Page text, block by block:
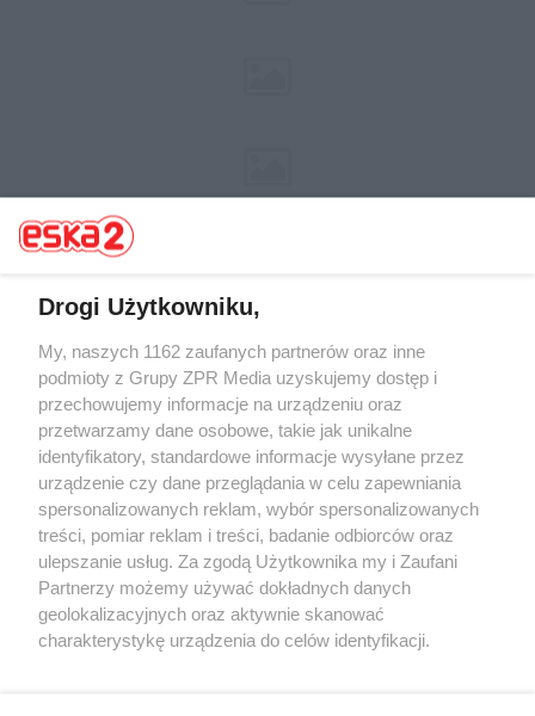
Żaden utwór zamieszczony w serwisie nie może być powielany i
rozpowszechniany lub dalej rozpowszechniany w jakikolwiek sposób (w
tym także elektroniczny lub mechaniczny) na jakimkolwiek polu
eksploatacji w jakiejkolwiek formie, włącznie z umieszczaniem w
Internecie bez pisemnej zgody właściciela praw. Jakiekolwiek użycie lub
wykorzystanie utworów w całości lub w części z naruszeniem prawa,
tzn. bez właściwej zgody, jest zabronione pod groźbą kary i może być
ścigane prawnie.
Drogi Użytkowniku,
My, naszych 1162 zaufanych partnerów oraz inne
podmioty z Grupy ZPR Media uzyskujemy dostęp i
przechowujemy informacje na urządzeniu oraz
przetwarzamy dane osobowe, takie jak unikalne
identyfikatory, standardowe informacje wysyłane przez
urządzenie czy dane przeglądania w celu zapewniania
spersonalizowanych reklam, wybór spersonalizowanych
treści, pomiar reklam i treści, badanie odbiorców oraz
ulepszanie usług. Za zgodą Użytkownika my i Zaufani
Partnerzy możemy używać dokładnych danych
geolokalizacyjnych oraz aktywnie skanować
charakterystykę urządzenia do celów identyfikacji.